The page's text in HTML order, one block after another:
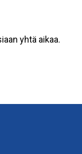
yhtä aikaa.